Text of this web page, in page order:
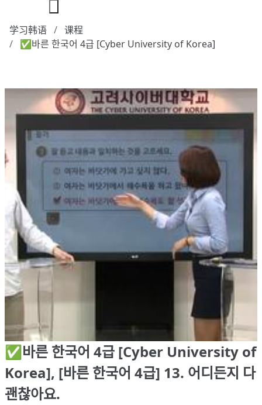
学习韩语
课程
✅바른 한국어 4급 [Cyber University of Korea]
✅바른 한국어 4급 [Cyber University of
Korea], [바른 한국어 4급] 13. 어디든지 다
괜찮아요.